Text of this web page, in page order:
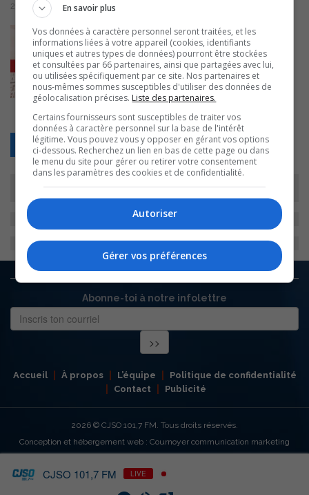
24 septembre 2024 | Par Équipe CJSO
Retour
Abonne-toi à notre infolettre
Accueil À propos L’équipe
Politique de confidentialité
Contact
Publicité
2026 © CJSO 101,7 FM. Tous droits réservés.
Conception et hébergement web : Cournoyer communication marketing
CJSO 101,7 FM LIVE
En savoir plus
Vos données à caractère personnel seront traitées, et les
informations liées à votre appareil (cookies, identifiants
uniques et autres types de données) pourront être stockées
et consultées par 66 partenaires, ainsi que partagées avec lui,
ou utilisées spécifiquement par ce site. Nos partenaires et
nous-mêmes sommes susceptibles d'utiliser des données de
géolocalisation précises. Liste des partenaires.
Certains fournisseurs sont susceptibles de traiter vos
données à caractère personnel sur la base de l'intérêt
légitime. Vous pouvez vous y opposer en gérant vos options
ci-dessous. Recherchez un lien en bas de cette page ou dans
le menu du site pour gérer ou retirer votre consentement
dans les paramètres des cookies et de confidentialité.
Autoriser
Gérer vos préférences